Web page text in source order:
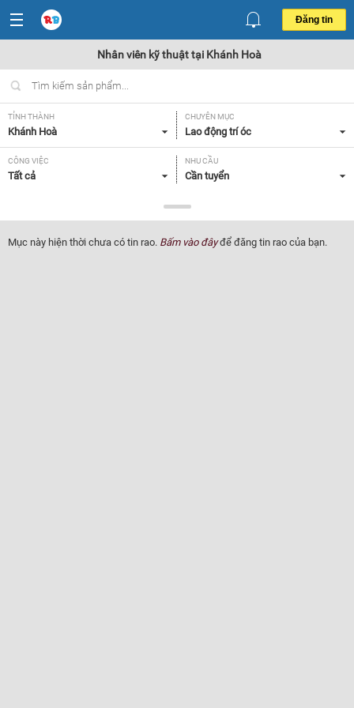
Đăng tin
Nhân viên kỹ thuật tại Khánh Hoà
TỈNH THÀNH
Khánh Hoà
CHUYÊN MỤC
Lao động trí óc
CÔNG VIỆC
Tất cả
NHU CẦU
Cần tuyển
Tất cả
Mục này hiện thời chưa có tin rao. Bấm vào đâyđể đăng tin rao của bạn.